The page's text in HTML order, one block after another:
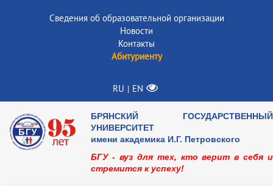
Сведения об образовательной организации
Новости
Контакты
Абитуриенту
RU | EN
БРЯНСКИЙ ГОСУДАРСТВЕННЫЙ
УНИВЕРСИТЕТ
имени академика И.Г. Петровского
БГУ - вуз для тех, кто верит в себя и
стремится к успеху!